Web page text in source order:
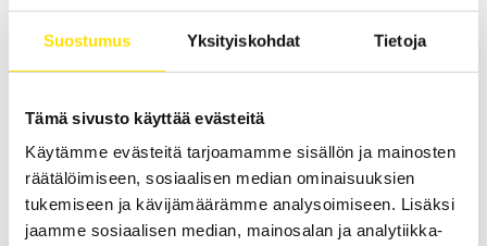
Suostumus Yksityiskohdat Tietoja
Tämä sivusto käyttää evästeitä
Käytämme evästeitä tarjoamamme sisällön ja mainosten
räätälöimiseen, sosiaalisen median ominaisuuksien
tukemiseen ja kävijämäärämme analysoimiseen. Lisäksi
jaamme sosiaalisen median, mainosalan ja analytiikka-
Y-tyypin virtapihdit
Yksinkertaiset Y-sarjan virtapihdit laajalla mittausalueella.